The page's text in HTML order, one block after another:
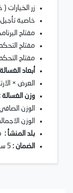
زر
خاصية تأجيل
مفتاح
مفتاح
مفتاح
أبعاد
العرض × الارتفاع
وزن الغسالة
الوزن الصافي : 65
الوزن الاجمالي :
بلد المنشأ :
الضمان :